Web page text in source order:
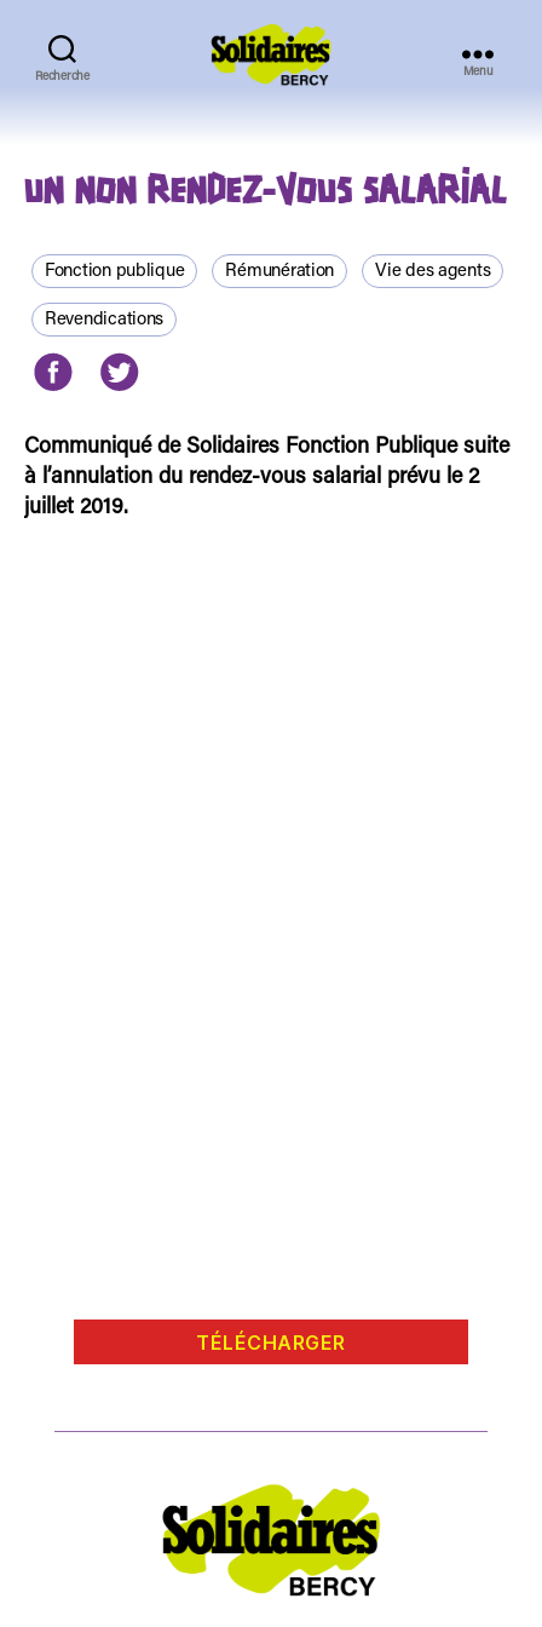
Recherche Menu
UN NON RENDEZ-VOUS SALARIAL
Fonction publique Rémunération Vie des agents
Revendications
Communiqué de Solidaires Fonction Publique suite
à l’annulation du rendez-vous salarial prévu le 2
juillet 2019.
TÉLÉCHARGER